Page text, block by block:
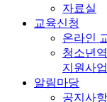
자료실
교육신청
온라인
청소년
지원사업
알림마당
공지사항